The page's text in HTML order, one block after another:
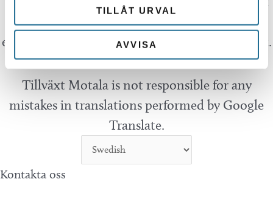
TILLÅT URVAL
AVVISA
by a person. This means that you can never
expect the translation to be 100 percent correct.
Tillväxt Motala is not responsible for any
mistakes in translations performed by Google
Translate.
Kontakta oss